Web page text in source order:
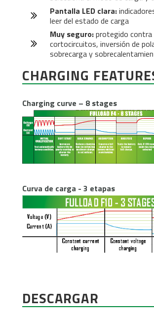
Pantalla LED clara:
leer del estado de carga
Muy seguro:protegido contra
cortocircuitos, inversión de
sobrecarga y
CHARGING
Charging curve – 8 stages
Curva de carga - 3 etapas
DESCARGAR